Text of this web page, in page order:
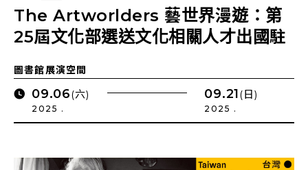
The Artworlders 藝世界漫遊：第
25屆文化部選送文化相關人才出國駐
圖書館展演空間
09.06(六)
2025 .
09.21(日)
2025 .